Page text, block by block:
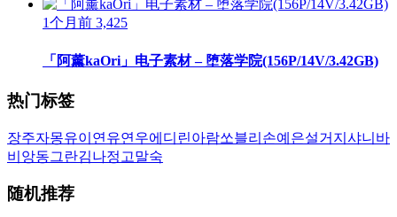
1个月前 3,425
「阿薰kaOri」电子素材 – 堕落学院(156P/14V/3.42GB)
热门标签
장주자몽유이 연유연우에디린아람쏘블리 손예은설거지 샤니 바
비앙동그란김나정 고말숙
随机推荐